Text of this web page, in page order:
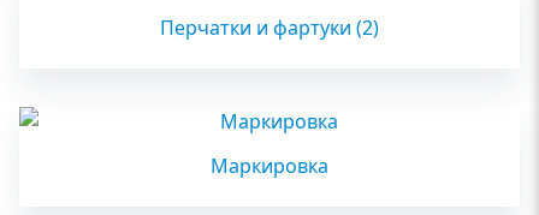
Перчатки и фартуки (2)
Маркировка